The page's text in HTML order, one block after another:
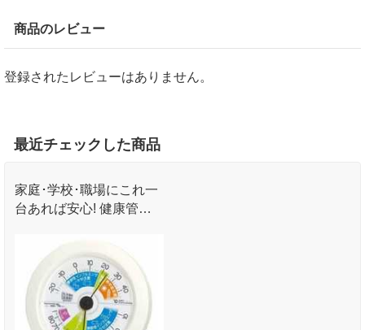
商品のレビュー
登録されたレビューはありません。
最近チェックした商品
家庭･学校･職場にこれ一
台あれば安心! 健康管理